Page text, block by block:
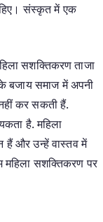
संस्कृत में एक
सशक्तिकरण ताजा
बजाय समाज में अपनी
कर सकती हैं.
है. महिला
हैं और उन्हें वास्तव में
महिला सशक्तिकरण पर